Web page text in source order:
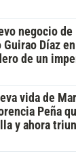
negocio
Guirao Díaz
de un
vida de
Peña
y ahora